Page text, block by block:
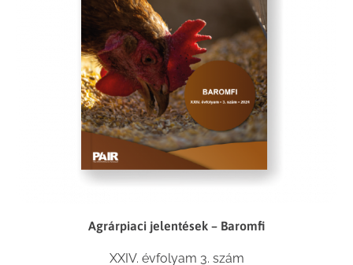
Agrárpiaci jelentések – Baromfi
XXIV. évfolyam 3. szám